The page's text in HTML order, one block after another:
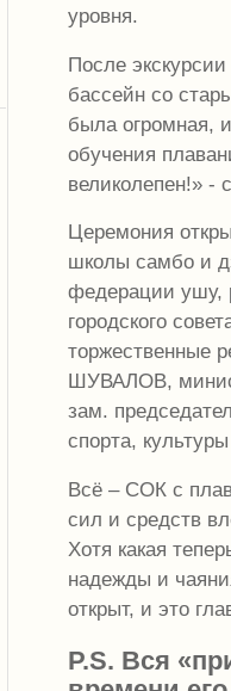
уровня.
После
бассейн со
была огромная,
обучения
великолепен!» -
Церемония
школы самбо и
федерации ушу,
городского
торжественные
ШУВАЛОВ,
зам.
спорта,
Всё – СОК с
сил и средств
Хотя какая
надежды и
открыт, и это
P.S. Вся